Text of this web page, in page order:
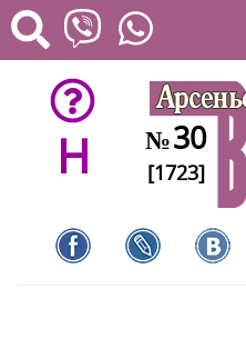
H №30
[1723]